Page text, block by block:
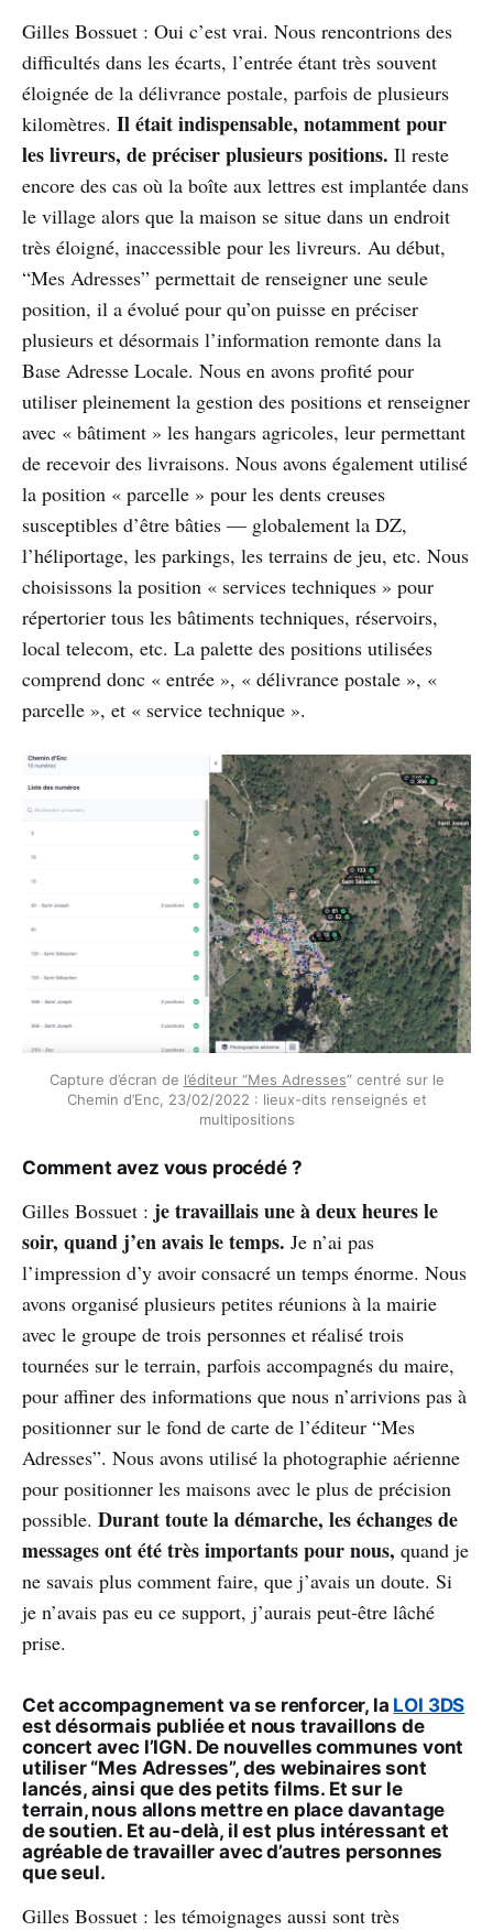
Gilles Bossuet : Oui c’est vrai. Nous rencontrions des
difficultés dans les écarts, l’entrée étant très souvent
éloignée de la délivrance postale, parfois de plusieurs
kilomètres. Il était indispensable, notamment pour
les livreurs, de préciser plusieurs positions. Il reste
encore des cas où la boîte aux lettres est implantée dans
le village alors que la maison se situe dans un endroit
très éloigné, inaccessible pour les livreurs. Au début,
“Mes Adresses” permettait de renseigner une seule
position, il a évolué pour qu’on puisse en préciser
plusieurs et désormais l’information remonte dans la
Base Adresse Locale. Nous en avons profité pour
utiliser pleinement la gestion des positions et renseigner
avec « bâtiment » les hangars agricoles, leur permettant
de recevoir des livraisons. Nous avons également utilisé
la position « parcelle » pour les dents creuses
susceptibles d’être bâties — globalement la DZ,
l’héliportage, les parkings, les terrains de jeu, etc. Nous
choisissons la position « services techniques » pour
répertorier tous les bâtiments techniques, réservoirs,
local telecom, etc. La palette des positions utilisées
comprend donc « entrée », « délivrance postale », «
parcelle », et « service technique ».
Capture d’écran de l’éditeur “Mes Adresses” centré sur le
Chemin d’Enc, 23/02/2022 : lieux-dits renseignés et
multipositions
Comment avez vous procédé ?
Gilles Bossuet : je travaillais une à deux heures le
soir, quand j’en avais le temps. Je n’ai pas
l’impression d’y avoir consacré un temps énorme. Nous
avons organisé plusieurs petites réunions à la mairie
avec le groupe de trois personnes et réalisé trois
tournées sur le terrain, parfois accompagnés du maire,
pour affiner des informations que nous n’arrivions pas à
positionner sur le fond de carte de l’éditeur “Mes
Adresses”. Nous avons utilisé la photographie aérienne
pour positionner les maisons avec le plus de précision
possible. Durant toute la démarche, les échanges de
messages ont été très importants pour nous, quand je
ne savais plus comment faire, que j’avais un doute. Si
je n’avais pas eu ce support, j’aurais peut-être lâché
prise.
Cet accompagnement va se renforcer, la LOI 3DS
est désormais publiée et nous travaillons de
concert avec l’IGN. De nouvelles communes vont
utiliser “Mes Adresses”, des webinaires sont
lancés, ainsi que des petits films. Et sur le
terrain, nous allons mettre en place davantage
de soutien. Et au-delà, il est plus intéressant et
agréable de travailler avec d’autres personnes
que seul.
Gilles Bossuet : les témoignages aussi sont très